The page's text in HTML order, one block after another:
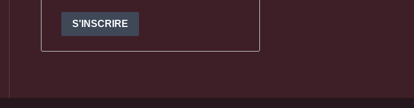
S'INSCRIRE